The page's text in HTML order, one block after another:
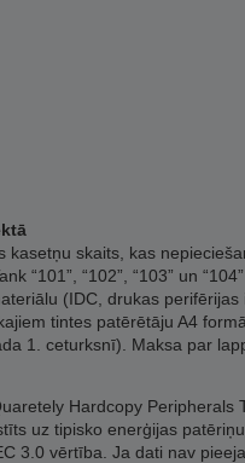
skaits, kas
“101”, “102”, “103” un
(IDC, drukas perifērijas
tintes patērētāju A4
1. ceturksnī). Maksa par
Hardcopy Peripherals
uz tipisko enerģijas
3.0 vērtība. Ja dati nav